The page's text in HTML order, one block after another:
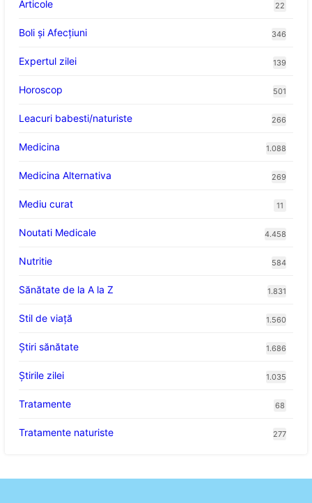
Articole 22
Boli și Afecțiuni 346
Expertul zilei 139
Horoscop 501
Leacuri babesti/naturiste 266
Medicina 1.088
Medicina Alternativa 269
Mediu curat 11
Noutati Medicale 4.458
Nutritie 584
Sănătate de la A la Z 1.831
Stil de viaţă 1.560
Ştiri sănătate 1.686
Știrile zilei 1.035
Tratamente 68
Tratamente naturiste 277